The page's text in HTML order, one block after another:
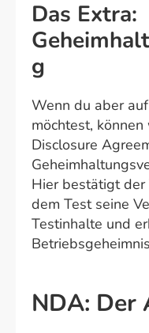
Das Extra:
g
Wenn du aber
möchtest,
Disclosure
Hier bestätigt
dem Test seine
Testinhalte und
NDA: Der